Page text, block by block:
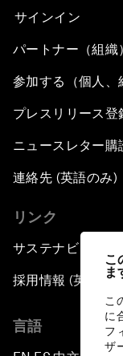
こ
ま
こ
に
フ
ザ
サインイン
パートナー（組織
参加する（個人、
プレスリリース登
ニュースレター購
連絡先 (英語のみ)
リンク
サステナビリティ
採用情報 (英語の
言語